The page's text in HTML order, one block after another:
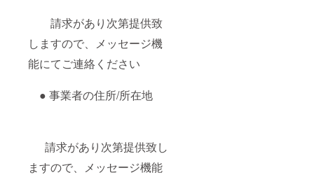
請求があり次第提供致
しますので、メッセージ機
能にてご連絡ください
● 事業者の住所/所在地
請求があり次第提供致し
ますので、メッセージ機能